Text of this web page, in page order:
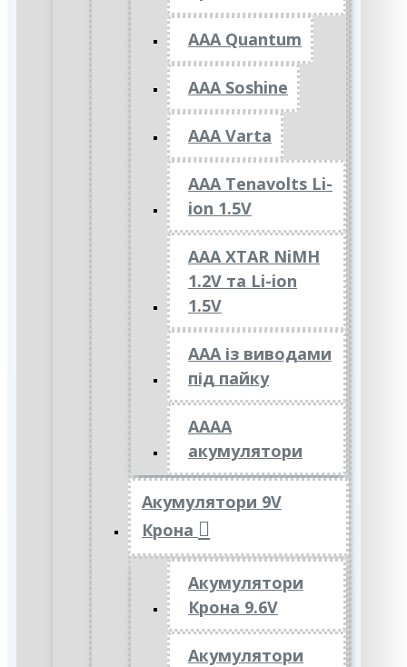
AAA Quantum
AAA Soshine
AAA Varta
AAA Tenavolts Li-
ion 1.5V
AAA XTAR NiMH
1.2V та Li-ion
1.5V
ААА із виводами
під пайку
АААА
акумулятори
Акумулятори 9V
Крона
Акумулятори
Крона 9.6V
Акумулятори